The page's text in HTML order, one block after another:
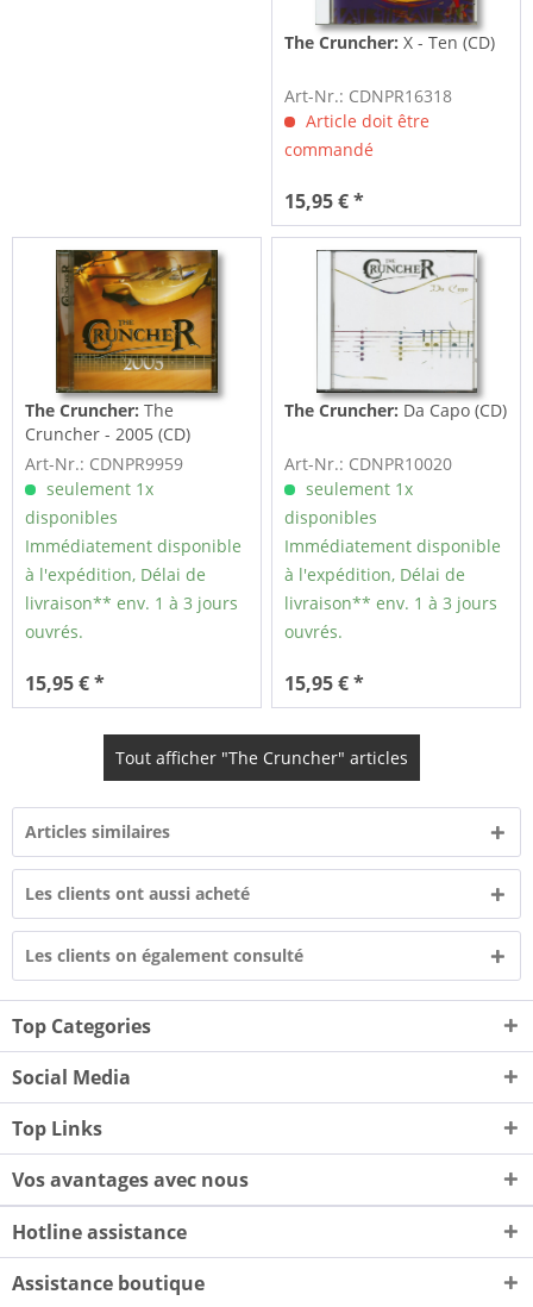
The Cruncher: X - Ten (CD)
Art-Nr.: CDNPR16318
Article doit être
commandé
15,95 € *
The Cruncher: The
Cruncher - 2005 (CD)
Art-Nr.: CDNPR9959
seulement 1x
disponibles
Immédiatement disponible
à l'expédition, Délai de
livraison** env. 1 à 3 jours
ouvrés.
15,95 € *
The Cruncher: Da Capo (CD)
Art-Nr.: CDNPR10020
seulement 1x
disponibles
Immédiatement disponible
à l'expédition, Délai de
livraison** env. 1 à 3 jours
ouvrés.
15,95 € *
Tout afficher "The Cruncher" articles
Articles similaires
Les clients ont aussi acheté
Les clients on également consulté
Top Categories
Social Media
Top Links
Vos avantages avec nous
Hotline assistance
Assistance boutique